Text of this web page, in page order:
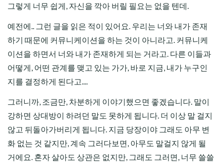
그렇게 너무 쉽게, 자신을 깍아 버릴 필요는 없을 텐데.
예전에.. 그런 글을 읽은 적이 있어요. 우리는 너와 내가 존재
하기 때문에 커뮤니케이션을 하는 것이 아니라고. 커뮤니케
이션을 하면서 너와 내가 존재하게 되는 거라고. 다른 이들과
어떻게, 어떤 관계를 맺고 있는 가가, 바로 지금, 내가 누구인
지를 결정하게 된다고....
그러니까, 조금만, 차분하게 이야기했으면 좋겠습니다. 말이
강하면 상대방이 하려던 말도 못하게 됩니다. 더 이상 말 걸지
않고 뒤돌아가버리게 됩니다. 지금 당장이야 그래도 아무 변
화 없는 것 같지만, 계속 그러다보면, 아무도 말걸지 않게 될
거에요. 혼자 살아도 상관은 없지만, 그래도 그러면, 너무 쓸쓸